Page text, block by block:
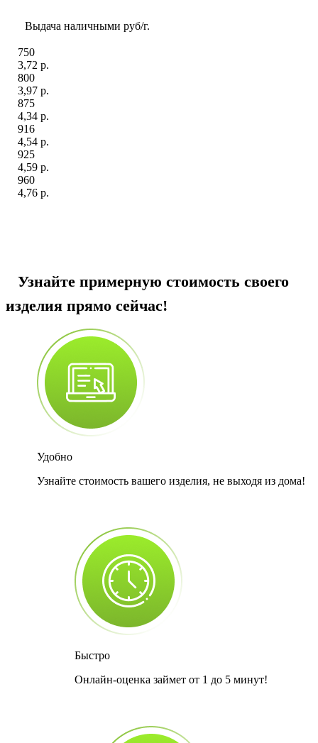
Выдача наличными руб/г.
750
3,72 р.
800
3,97 р.
875
4,34 р.
916
4,54 р.
925
4,59 р.
960
4,76 р.
Узнайте примерную стоимость своего
изделия прямо сейчас!
Удобно
Узнайте стоимость вашего изделия, не выходя из дома!
Быстро
Онлайн-оценка займет от 1 до 5 минут!